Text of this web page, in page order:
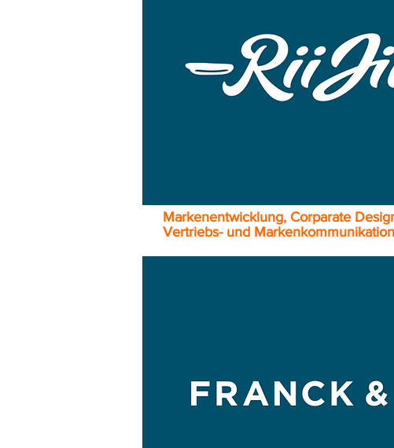
Markenentwicklung, Corparate
Vertriebs- und Markenkommunikation